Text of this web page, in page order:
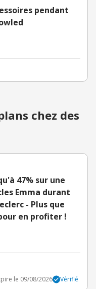
pendant
chez des
47% sur une
Emma durant
- Plus que
en profiter !
le 09/08/2026 Vérifié